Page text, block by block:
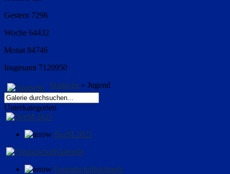
Gestern 7296
Woche 64432
Monat 84746
Insgesamt 7120950
Startseite » Jugend
Unterkategorien
BezM 2025
Freundschaftskämpfe